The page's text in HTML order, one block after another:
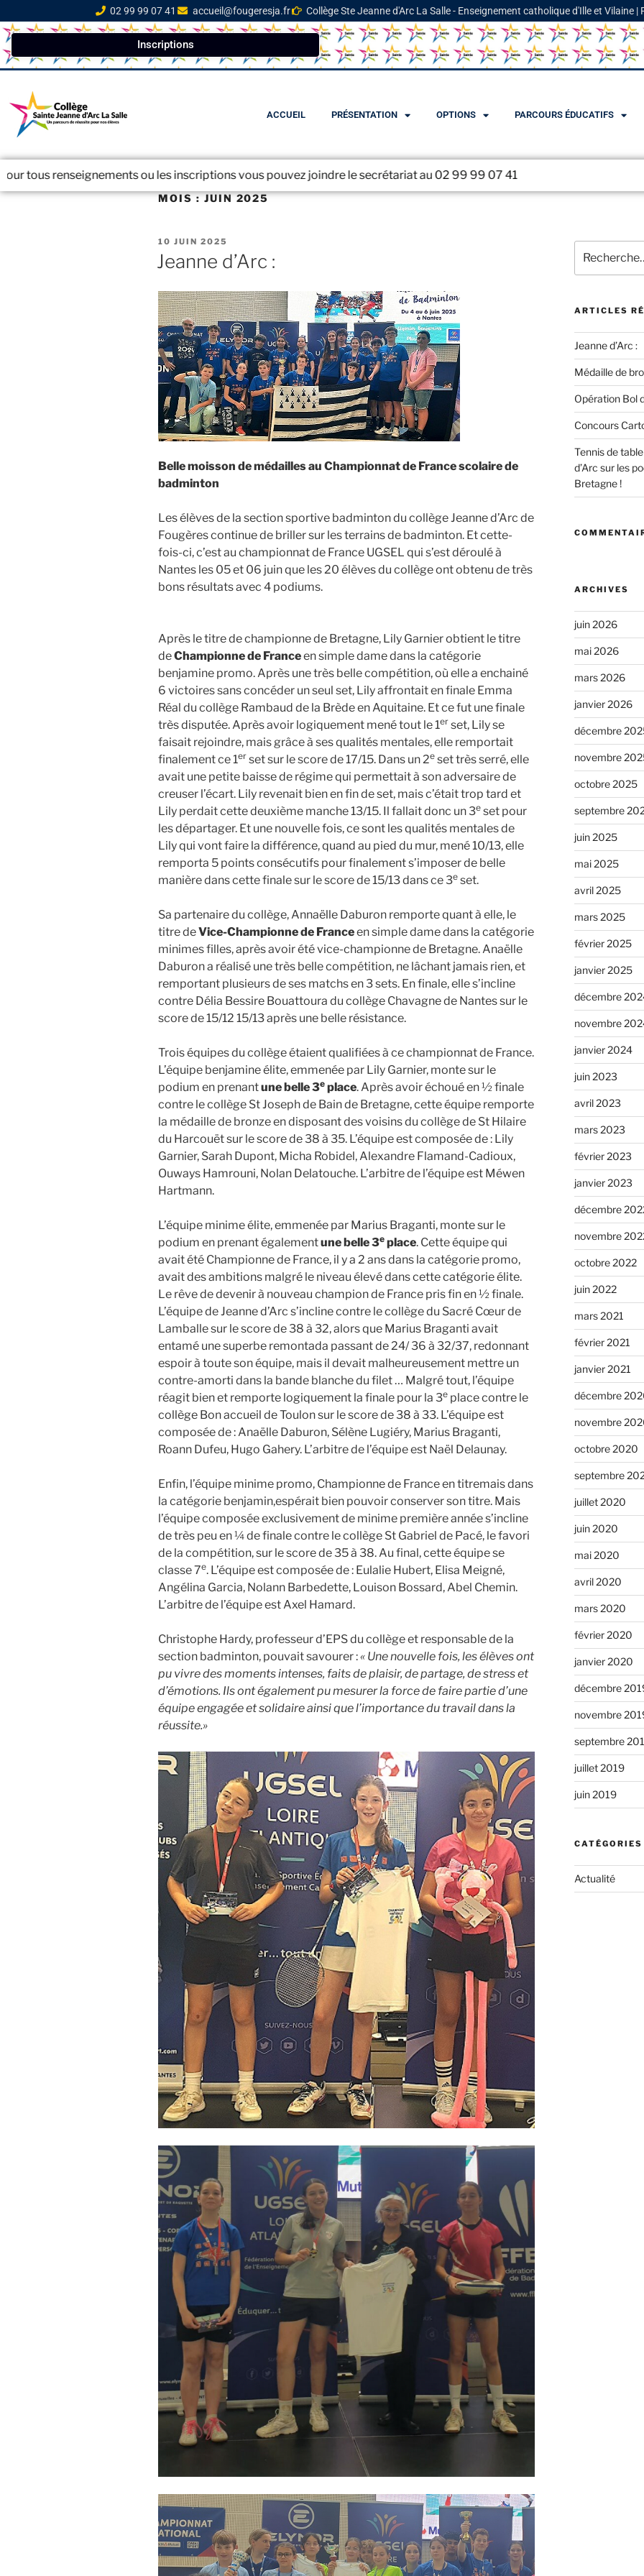
02 99 99 07 41 accueil@fougeresja.fr Collège Ste Jeanne d'Arc La Salle - Enseignement catholique d'Ille et Vilaine |
Inscriptions
ACCUEIL PRÉSENTATION OPTIONS PARCOURS ÉDUCATIFS
ou les inscriptions vous pouvez joindre le secrétariat au 02 99 99 07 41
MOIS :JUIN 2025
10 JUIN 2025
Jeanne d’Arc :
Belle moisson de médailles au Championnat de France scolaire de
badminton
Les élèves de la section sportive badminton du collège Jeanne d’Arc de
Fougères continue de briller sur les terrains de badminton. Et cette-
fois-ci, c’est au championnat de France UGSEL qui s’est déroulé à
Nantes les 05 et 06 juin que les 20 élèves du collège ont obtenu de très
bons résultats avec 4 podiums.
Après le titre de championne de Bretagne, Lily Garnier obtient le titre
deChampionne de Franceen simple dame dans la catégorie
benjamine promo. Après une très belle compétition, où elle a enchainé
6 victoires sans concéder un seul set, Lily affrontait en finale Emma
Réal du collège Rambaud de la Brède en Aquitaine. Et ce fut une finale
très disputée. Après avoir logiquement mené tout le 1er set, Lily se
faisait rejoindre, mais grâce à ses qualités mentales, elle remportait
finalement ce 1er set sur le score de 17/15. Dans un 2e set très serré, elle
avait une petite baisse de régime qui permettait à son adversaire de
creuser l’écart. Lily revenait bien en fin de set, mais c’était trop tard et
Lily perdait cette deuxième manche 13/15. Il fallait donc un 3e set pour
les départager. Et une nouvelle fois, ce sont les qualités mentales de
Lily qui vont faire la différence, quand au pied du mur, mené 10/13, elle
remporta 5 points consécutifs pour finalement s’imposer de belle
manière dans cette finale sur le score de 15/13 dans ce 3e set.
Sa partenaire du collège, Annaëlle Daburon remporte quant à elle, le
titre deVice-Championne de Franceen simple dame dans la catégorie
minimes filles, après avoir été vice-championne de Bretagne. Anaëlle
Daburon a réalisé une très belle compétition, ne lâchant jamais rien, et
remportant plusieurs de ses matchs en 3 sets. En finale, elle s’incline
contre Délia Bessire Bouattoura du collège Chavagne de Nantes sur le
score de 15/12 15/13 après une belle résistance.
Trois équipes du collège étaient qualifiées à ce championnat de France.
L’équipe benjamine élite, emmenée par Lily Garnier, monte sur le
podium en prenantune belle 3e place. Après avoir échoué en ½ finale
contre le collège St Joseph de Bain de Bretagne, cette équipe remporte
la médaille de bronze en disposant des voisins du collège de St Hilaire
du Harcouët sur le score de 38 à 35. L’équipe est composée de : Lily
Garnier, Sarah Dupont, Micha Robidel, Alexandre Flamand-Cadioux,
Ouways Hamrouni, Nolan Delatouche. L’arbitre de l’équipe est Méwen
Hartmann.
L’équipe minime élite, emmenée par Marius Braganti, monte sur le
podium en prenant égalementune belle 3e place. Cette équipe qui
avait été Championne de France, il y a 2 ans dans la catégorie promo,
avait des ambitions malgré le niveau élevé dans cette catégorie élite.
Le rêve de devenir à nouveau champion de France pris fin en ½ finale.
L’équipe de Jeanne d’Arc s’incline contre le collège du Sacré Cœur de
Lamballe sur le score de 38 à 32, alors que Marius Braganti avait
entamé une superbe remontada passant de 24/ 36 à 32/37, redonnant
espoir à toute son équipe, mais il devait malheureusement mettre un
contre-amorti dans la bande blanche du filet … Malgré tout, l’équipe
réagit bien et remporte logiquement la finale pour la 3e place contre le
collège Bon accueil de Toulon sur le score de 38 à 33. L’équipe est
composée de : Anaëlle Daburon, Sélène Lugiéry, Marius Braganti,
Roann Dufeu, Hugo Gahery. L’arbitre de l’équipe est Naël Delaunay.
Enfin, l’équipe minime promo, Championne de France en titremais dans
la catégorie benjamin,espérait bien pouvoir conserver son titre. Mais
l’équipe composée exclusivement de minime première année s’incline
de très peu en ¼ de finale contre le collège St Gabriel de Pacé, le favori
de la compétition, sur le score de 35 à 38. Au final, cette équipe se
classe 7e. L’équipe est composée de : Eulalie Hubert, Elisa Meigné,
Angélina Garcia, Nolann Barbedette, Louison Bossard, Abel Chemin.
L’arbitre de l’équipe est Axel Hamard.
Christophe Hardy, professeur d’EPS du collège et responsable de la
section badminton, pouvait savourer :« Une nouvelle fois, les élèves ont
pu vivre des moments intenses, faits de plaisir, de partage, de stress et
d’émotions. Ils ont également pu mesurer la force de faire partie d’une
équipe engagée et solidaire ainsi que l’importance du travail dans la
réussite.»
ARTICLES
Jeanne d’Arc :
Médaille de
Opération Bol
Concours
Tennis de
d’Arc sur les
Bretagne !
ARCHIVES
juin 2026
mai 2026
mars 2026
janvier 2026
décembre
novembre
octobre 2025
septembre
juin 2025
mai 2025
avril 2025
mars 2025
février 2025
janvier 2025
décembre
novembre
janvier 2024
juin 2023
avril 2023
mars 2023
février 2023
janvier 2023
décembre
novembre
octobre 2022
juin 2022
mars 2021
février 2021
janvier 2021
décembre
novembre
octobre 2020
septembre
juillet 2020
juin 2020
mai 2020
avril 2020
mars 2020
février 2020
janvier 2020
décembre
novembre
septembre
juillet 2019
juin 2019
CATÉGORIES
Actualité